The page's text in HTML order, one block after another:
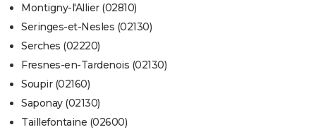
Montigny-l'Allier (02810)
Seringes-et-Nesles (02130)
Serches (02220)
Fresnes-en-Tardenois (02130)
Soupir (02160)
Saponay (02130)
Taillefontaine (02600)